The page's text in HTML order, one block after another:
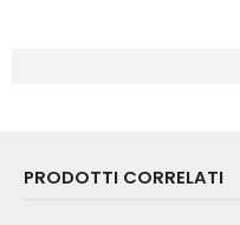
PRODOTTI CORRELATI